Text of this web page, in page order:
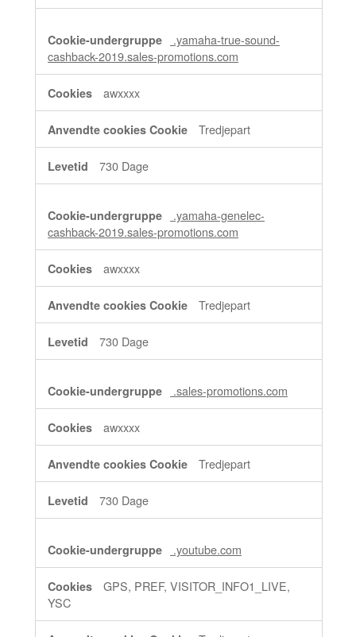
.yamaha-true-sound-
cashback-2019.sales-promotions.com
awxxxx
Tredjepart
730 Dage
.yamaha-genelec-
cashback-2019.sales-promotions.com
awxxxx
Tredjepart
730 Dage
.sales-promotions.com
awxxxx
Tredjepart
730 Dage
.youtube.com
GPS, PREF, VISITOR_INFO1_LIVE,
YSC